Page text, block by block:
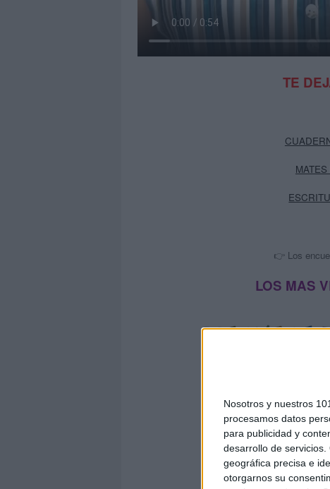
Nosotros y nuestros
procesamos datos
para publicidad y
desarrollo de servicios.
geográfica precisa e
otorgarnos su
TE
👉 Los
LOS MAS